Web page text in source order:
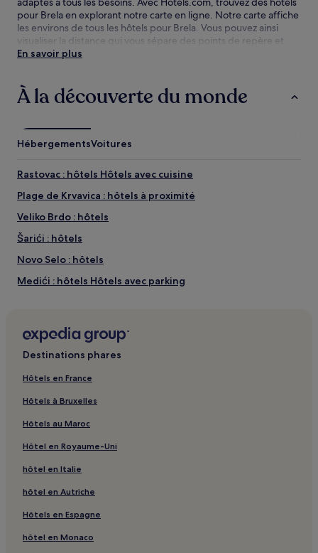
pour Brela en explorant notre carte en ligne. Notre carte affiche
les environs de tous les hôtels pour Brela. Vous pouvez ainsi
visualiser la distance qui vous sépare des points de repère et
attractions, puis affiner votre recherche dans la zone globale.
En savoir plus
À la découverte du monde
HébergementsVoitures
Rastovac : hôtels Hôtels avec cuisine
Plage de Krvavica : hôtels à proximité
Veliko Brdo : hôtels
Šarići : hôtels
Novo Selo : hôtels
Medići : hôtels Hôtels avec parking
Sumartin : hôtels Hôtels avec parking
Krvavica : Appartement à louer
Pisak : hôtels Hôtels avec piscine
Pisak : hôtels Hôtels avec parking
Šestanovac : hôtels Hôtels avec parking
Makarska : hôtels Hôtels avec parking
Makarska : hôtels Hôtels avec centre de fitness
Makarska : hôtels Hôtels avec petit-déjeuner gratuit
Destinations phares
Hôtels en France
Hôtels à Bruxelles
Hôtels au Maroc
Hôtel en Royaume-Uni
hôtel en Italie
hôtel en Autriche
Hôtels en Espagne
hôtel en Monaco